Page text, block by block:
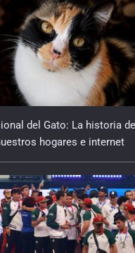
de 2026
de mundo
de 2026
hermoso
de 2026
al poema
de 2026
camino sin fin
de 2026
del Gato: La historia
hogares e internet